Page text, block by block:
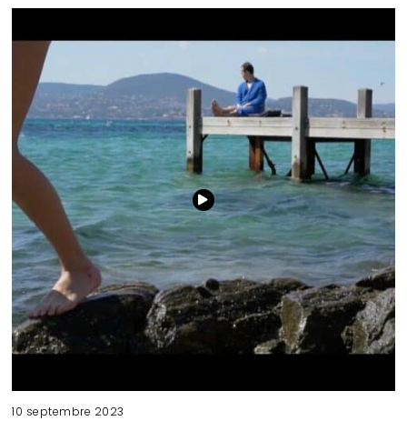
10 septembre 2023